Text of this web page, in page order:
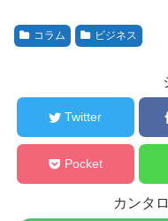
コラム ビジネス
Twitter
Pocket
カンタ